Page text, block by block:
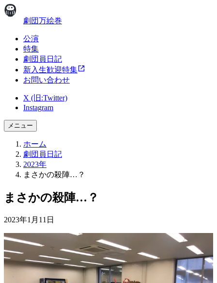
劇団万絵巻
公演
特集
劇団員日記
新入生歓迎特集
お問い合わせ
X (旧:Twitter)
Instagram
メニュー
ホーム
劇団員日記
2023年
まさかの殺陣…？
まさかの殺陣…？
2023年1月11日